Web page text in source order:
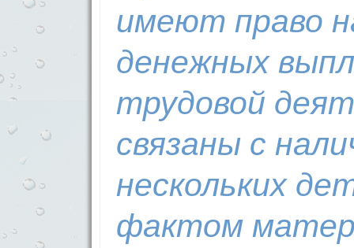
имеют право
денежных
трудовой
связаны с
нескольких
фактом